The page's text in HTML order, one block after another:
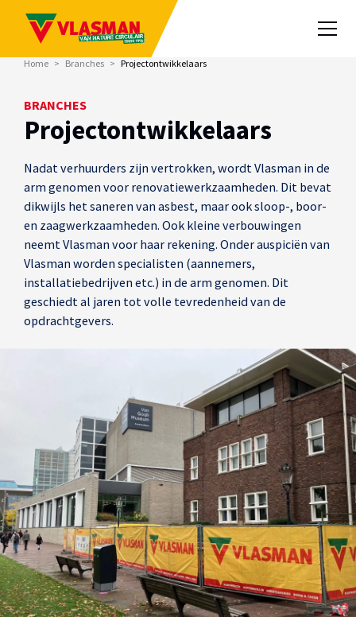
Home > Branches > Projectontwikkelaars
BRANCHES
Projectontwikkelaars
Nadat verhuurders zijn vertrokken, wordt Vlasman in de
arm genomen voor renovatiewerkzaamheden. Dit bevat
dikwijls het saneren van asbest, maar ook sloop-, boor-
en zaagwerkzaamheden. Ook kleine verbouwingen
neemt Vlasman voor haar rekening. Onder auspiciën van
Vlasman worden specialisten (aannemers,
installatiebedrijven etc.) in de arm genomen. Dit
geschiedt al jaren tot volle tevredenheid van de
opdrachtgevers.